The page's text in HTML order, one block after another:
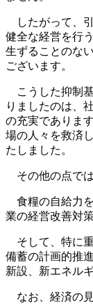
したがって、引
健全な経営を行
生ずることのな
ございます。
こうした抑制
りましたのは、
の充実でありま
場の人々を救済
たしました。
その他の点では
食糧の自給力
業の経営改善対
そして、特に
備蓄の計画的推
新設、新エネル
なお、経済の